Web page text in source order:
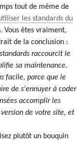
tout de même de
les standards du
Vous êtes vraiment,
de la conclusion :
raccourcit le
sa maintenance.
facile, parce que le
de s'ennuyer à coder
accomplir les
de votre site, et
plutôt un bouquin